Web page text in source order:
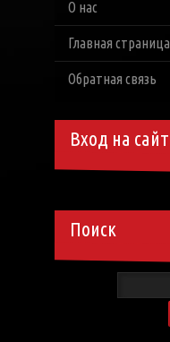
О нас
Главная страница
Обратная связь
Вход на сайт
Поиск